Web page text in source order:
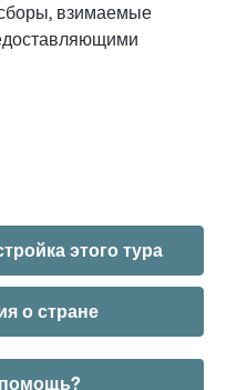
взимаемые
этого тура
о стране